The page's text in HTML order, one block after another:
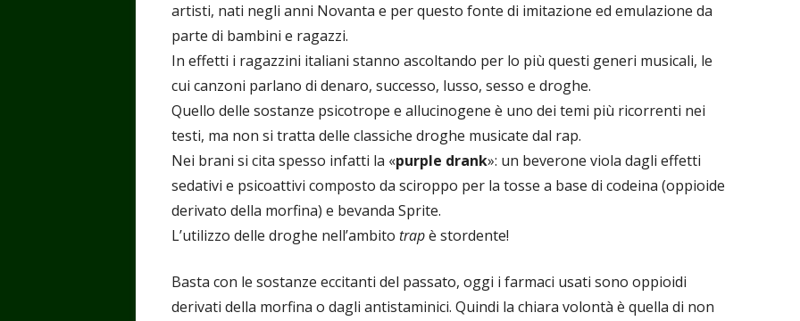
artisti, nati negli anni Novanta e per questo fonte di imitazione ed emulazione da
parte di bambini e ragazzi.
In effetti i ragazzini italiani stanno ascoltando per lo più questi generi musicali, le
cui canzoni parlano di denaro, successo, lusso, sesso e droghe.
Quello delle sostanze psicotrope e allucinogene è uno dei temi più ricorrenti nei
testi, ma non si tratta delle classiche droghe musicate dal rap.
Nei brani si cita spesso infatti la «purple drank»: un beverone viola dagli effetti
sedativi e psicoattivi composto da sciroppo per la tosse a base di codeina (oppioide
derivato della morfina) e bevanda Sprite.
L’utilizzo delle droghe nell’ambito trapè stordente!
Basta con le sostanze eccitanti del passato, oggi i farmaci usati sono oppioidi
derivati della morfina o dagli antistaminici. Quindi la chiara volontà è quella di non